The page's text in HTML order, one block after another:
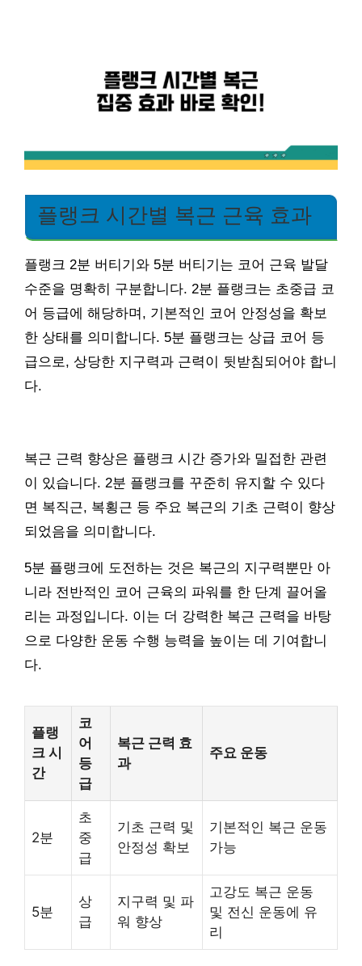
플랭크 시간별 복근 근육 효과
플랭크 2분 버티기와 5분 버티기는 코어 근육 발달
수준을 명확히 구분합니다. 2분 플랭크는 초중급 코
어 등급에 해당하며, 기본적인 코어 안정성을 확보
한 상태를 의미합니다. 5분 플랭크는 상급 코어 등
급으로, 상당한 지구력과 근력이 뒷받침되어야 합니
다.
복근 근력 향상은 플랭크 시간 증가와 밀접한 관련
이 있습니다. 2분 플랭크를 꾸준히 유지할 수 있다
면 복직근, 복횡근 등 주요 복근의 기초 근력이 향상
되었음을 의미합니다.
5분 플랭크에 도전하는 것은 복근의 지구력뿐만 아
니라 전반적인 코어 근육의 파워를 한 단계 끌어올
리는 과정입니다. 이는 더 강력한 복근 근력을 바탕
으로 다양한 운동 수행 능력을 높이는 데 기여합니
다.
플랭
크 시
간
코
어
등
급
복근 근력 효
과
주요 운동
2분
초
중
급
기초 근력 및
안정성 확보
기본적인 복근 운동
가능
5분
상
급
지구력 및 파
워 향상
고강도 복근 운동
및 전신 운동에 유
리